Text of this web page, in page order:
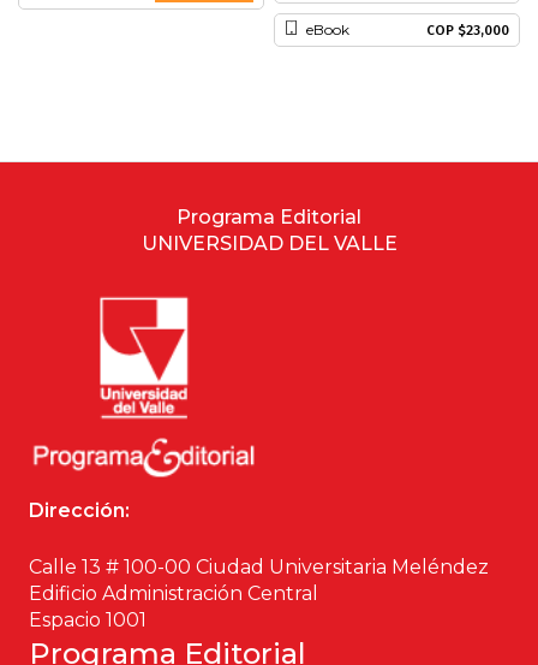
eBook COP $23,000
Programa Editorial
UNIVERSIDAD DEL VALLE
Dirección:
Calle 13 # 100-00 Ciudad Universitaria Meléndez
Edificio Administración Central
Espacio 1001
Programa Editorial